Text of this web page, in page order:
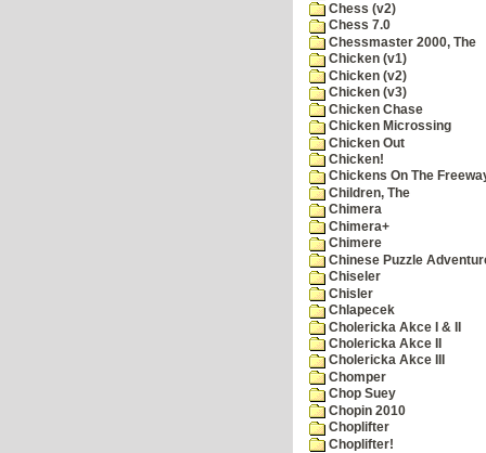
Chess (v2)
Chess 7.0
Chessmaster 2000, The
Chicken (v1)
Chicken (v2)
Chicken (v3)
Chicken Chase
Chicken Microssing
Chicken Out
Chicken!
Chickens On The
Children, The
Chimera
Chimera+
Chimere
Chinese Puzzle
Chiseler
Chisler
Chlapecek
Cholericka Akce I & II
Cholericka Akce II
Cholericka Akce III
Chomper
Chop Suey
Chopin 2010
Choplifter
Choplifter!